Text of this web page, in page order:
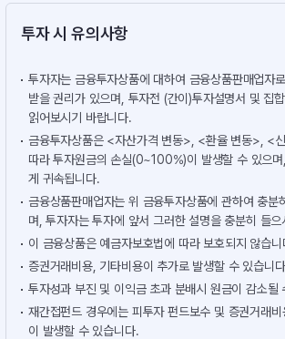
투자 시 유의사항
투자자는 금융투자상품에 대하여 금융상품판매업자
받을 권리가 있으며, 투자전 (간이)투자설명서 및 집
읽어보시기 바랍니다.
금융투자상품은 <자산가격 변동>, <환율 변동>, <
따라 투자원금의 손실(0~100%)이 발생할 수 있으며
게 귀속됩니다.
금융상품판매업자는 위 금융투자상품에 관하여 충분
며, 투자자는 투자에 앞서 그러한 설명을 충분히 들
이 금융상품은 예금자보호법에 따라 보호되지 않습니
증권거래비용, 기타비용이 추가로 발생할 수 있습니
투자성과 부진 및 이익금 초과 분배시 원금이 감소될
재간접펀드 경우에는 피투자 펀드보수 및 증권거래
이 발생할 수 있습니다.